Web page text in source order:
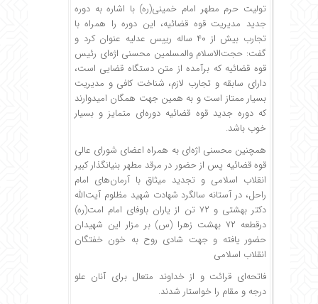
تولیت حرم مطهر امام خمینی(ره) با اشاره به دوره
جدید مدیریت قوه قضائیه، این دوره را همراه با
تجارب بیش از ۴۰ ساله رییس عدلیه عنوان کرد و
گفت: حجت‌الاسلام والمسلمین محسنی اژه‌ای رئیس
قوه قضائیه که برآمده از متن دستگاه قضایی است،
دارای سابقه و تجارب لازم، شناخت کافی و مدیریت
بسیار ممتاز است و به همین جهت همگان امیدوارند
که دوره جدید قوه قضائیه دوره‌ای متمایز و بسیار
خوب باشد.
همچنین محسنی اژه‌ای به همراه اعضای شورای عالی
قوه قضائیه پس از حضور در مرقد مطهر بنیانگذار کبیر
انقلاب اسلامی و تجدید میثاق با آرمان‌های امام
راحل، در آستانه سالگرد شهادت شهید مظلوم آیت‌الله
دکتر بهشتی و ۷۲ تن از یاران باوفای امام امت(ره)
درقطعه ۷۲ بهشت زهرا (س) بر مزار این شهیدان
حضور یافته و جهت شادی روح به خون خفتگان
انقلاب اسلامی
فاتحه‌ای قرائت و از خداوند متعال برای آنان علو
درجه و مقام را خواستار شدند.